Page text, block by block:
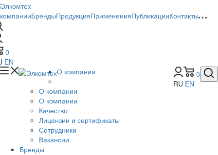
БрендыПродукцияПримененияПубликацииКонтакты
0
EN
0
RU EN
О компании
О компании
О компании
Качество
Лицензии и сертификаты
Сотрудники
Вакансии
Бренды